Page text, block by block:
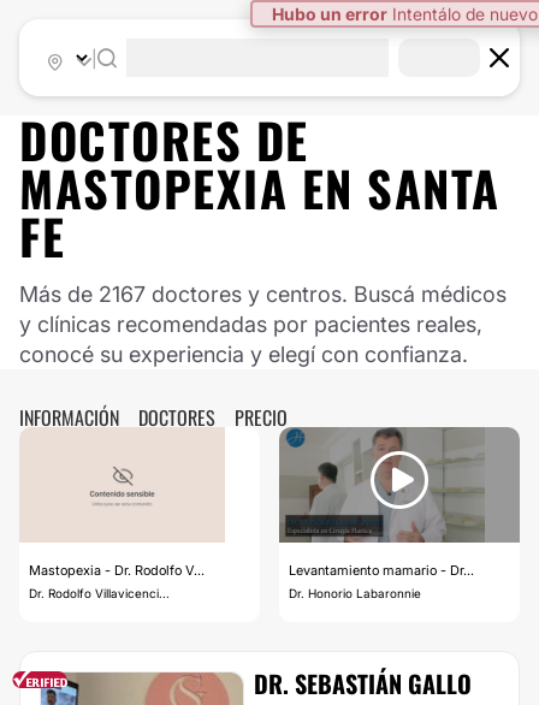
DOCTORES DE
MASTOPEXIA EN SANTA
FE
Más de 2167 doctores y centros. Buscá médicos
y clínicas recomendadas por pacientes reales,
conocé su experiencia y elegí con confianza.
INFORMACIÓN DOCTORES PRECIO
Mastopexia - Dr. Rodolfo V...
Dr. Rodolfo Villavicenci...
Levantamiento mamario - Dr...
Dr. Honorio Labaronnie
DR. SEBASTIÁN GALLO